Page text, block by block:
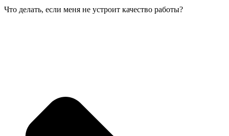
Что делать, если меня не устроит качество работы?